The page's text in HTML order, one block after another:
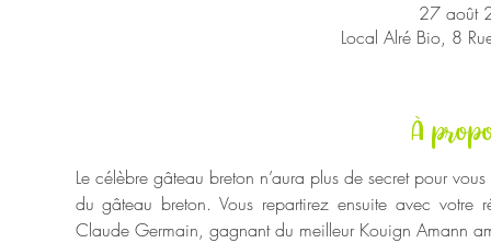
27 août
Local Alré Bio, 8
À
Le célèbre gâteau breton n’aura plus de secret pour
du gâteau breton. Vous repartirez ensuite avec votre
Claude Germain, gagnant du meilleur Kouign Amann